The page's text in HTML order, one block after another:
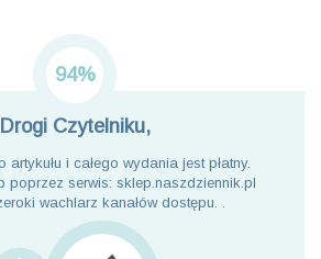
94%
Drogi Czytelniku,
artykułu i całego wydania jest płatny.
poprzez serwis: sklep.naszdziennik.pl
wachlarz kanałów dostępu. .